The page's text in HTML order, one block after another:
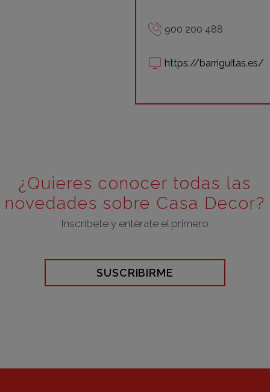
900 200 488
https://barriguitas.es/
¿Quieres conocer todas las
novedades sobre Casa Decor?
Inscríbete y entérate el primero
SUSCRIBIRME